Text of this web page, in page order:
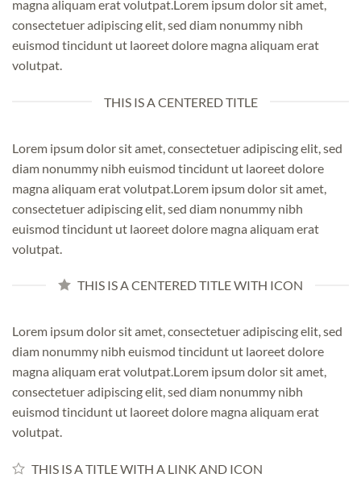
magna aliquam erat volutpat.Lorem ipsum dolor sit amet,
consectetuer adipiscing elit, sed diam nonummy nibh
euismod tincidunt ut laoreet dolore magna aliquam erat
volutpat.
THIS IS A CENTERED TITLE
Lorem ipsum dolor sit amet, consectetuer adipiscing elit, sed
diam nonummy nibh euismod tincidunt ut laoreet dolore
magna aliquam erat volutpat.Lorem ipsum dolor sit amet,
consectetuer adipiscing elit, sed diam nonummy nibh
euismod tincidunt ut laoreet dolore magna aliquam erat
volutpat.
THIS IS A CENTERED TITLE WITH ICON
Lorem ipsum dolor sit amet, consectetuer adipiscing elit, sed
diam nonummy nibh euismod tincidunt ut laoreet dolore
magna aliquam erat volutpat.Lorem ipsum dolor sit amet,
consectetuer adipiscing elit, sed diam nonummy nibh
euismod tincidunt ut laoreet dolore magna aliquam erat
volutpat.
THIS IS A TITLE WITH A LINK AND ICON